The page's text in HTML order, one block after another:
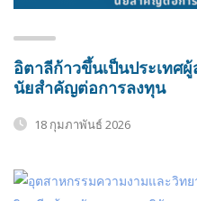
อิตาลีก้าวขึ้นเป็นประเทศ
นัยสำคัญต่อการลงทุน
18 กุมภาพันธ์ 2026